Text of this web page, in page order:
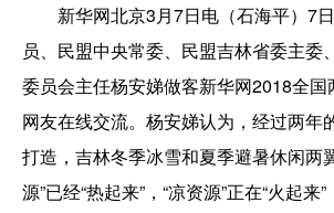
新华网北京3月7日电（石海平）7
员、民盟中央常委、民盟吉林省委主委
委员会主任杨安娣做客新华网2018全
网友在线交流。杨安娣认为，经过两年
打造，吉林冬季冰雪和夏季避暑休闲两
源”已经“热起来”，“凉资源”正在“火起来